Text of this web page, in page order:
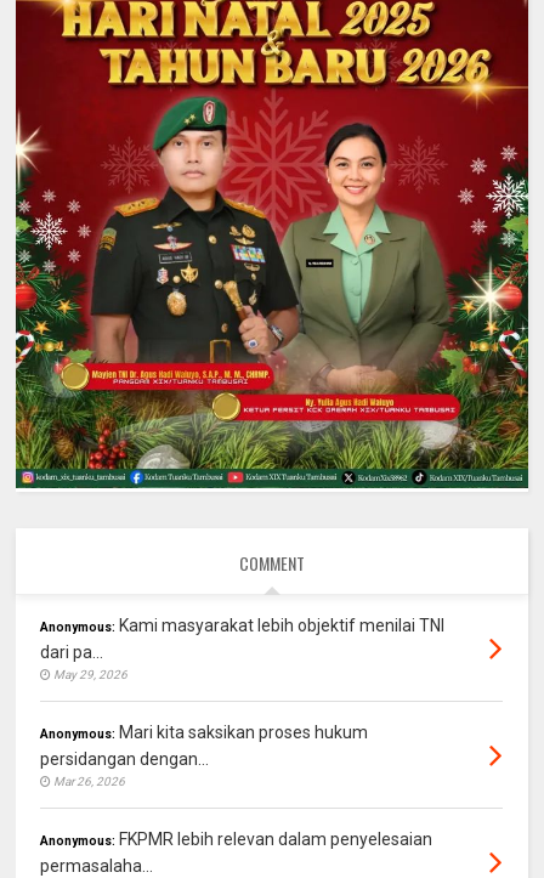
COMMENT
Anonymous: Kami masyarakat lebih objektif menilai TNI
dari pa...
May 29, 2026
Anonymous: Mari kita saksikan proses hukum
persidangan dengan...
Mar 26, 2026
Anonymous: FKPMR lebih relevan dalam penyelesaian
permasalaha...